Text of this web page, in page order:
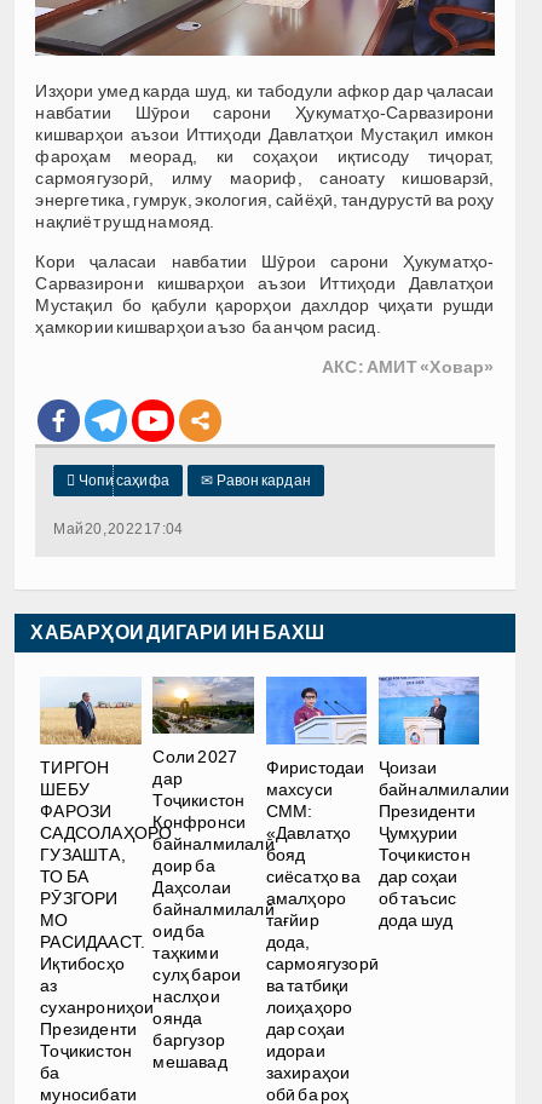
Изҳори умед карда шуд, ки табодули афкор дар ҷаласаи
навбатии Шӯрои сарони Ҳукуматҳо-Сарвазирони
кишварҳои аъзои Иттиҳоди Давлатҳои Мустақил имкон
фароҳам меорад, ки соҳаҳои иқтисоду тиҷорат,
сармоягузорӣ, илму маориф, саноату кишоварзӣ,
энергетика, гумрук, экология, сайёҳӣ, тандурустӣ ва роҳу
нақлиёт рушд намояд.
Кори ҷаласаи навбатии Шӯрои сарони Ҳукуматҳо-
Сарвазирони кишварҳои аъзои Иттиҳоди Давлатҳои
Мустақил бо қабули қарорҳои дахлдор ҷиҳати рушди
ҳамкории кишварҳои аъзо ба анҷом расид.
АКС: АМИТ «Ховар»
 Чопи саҳифа ✉ Равон кардан
Май 20, 2022 17:04
ХАБАРҲОИ ДИГАРИ ИН БАХШ
ТИРГОН
ШЕБУ
ФАРОЗИ
САДСОЛАҲОРО
ГУЗАШТА,
ТО БА
РӮЗГОРИ
МО
РАСИДААСТ.
Иқтибосҳо
аз
суханрониҳои
Президенти
Тоҷикистон
ба
муносибати
Соли 2027
дар
Тоҷикистон
Конфронси
байналмилалӣ
доир ба
Даҳсолаи
байналмилалӣ
оид ба
таҳкими
сулҳ барои
наслҳои
оянда
баргузор
мешавад
Фиристодаи
махсуси
СММ:
«Давлатҳо
бояд
сиёсатҳо ва
амалҳоро
тағйир
дода,
сармоягузорӣ
ва татбиқи
лоиҳаҳоро
дар соҳаи
идораи
захираҳои
обӣ ба роҳ
Ҷоизаи
байналмилалии
Президенти
Ҷумҳурии
Тоҷикистон
дар соҳаи
об таъсис
дода шуд